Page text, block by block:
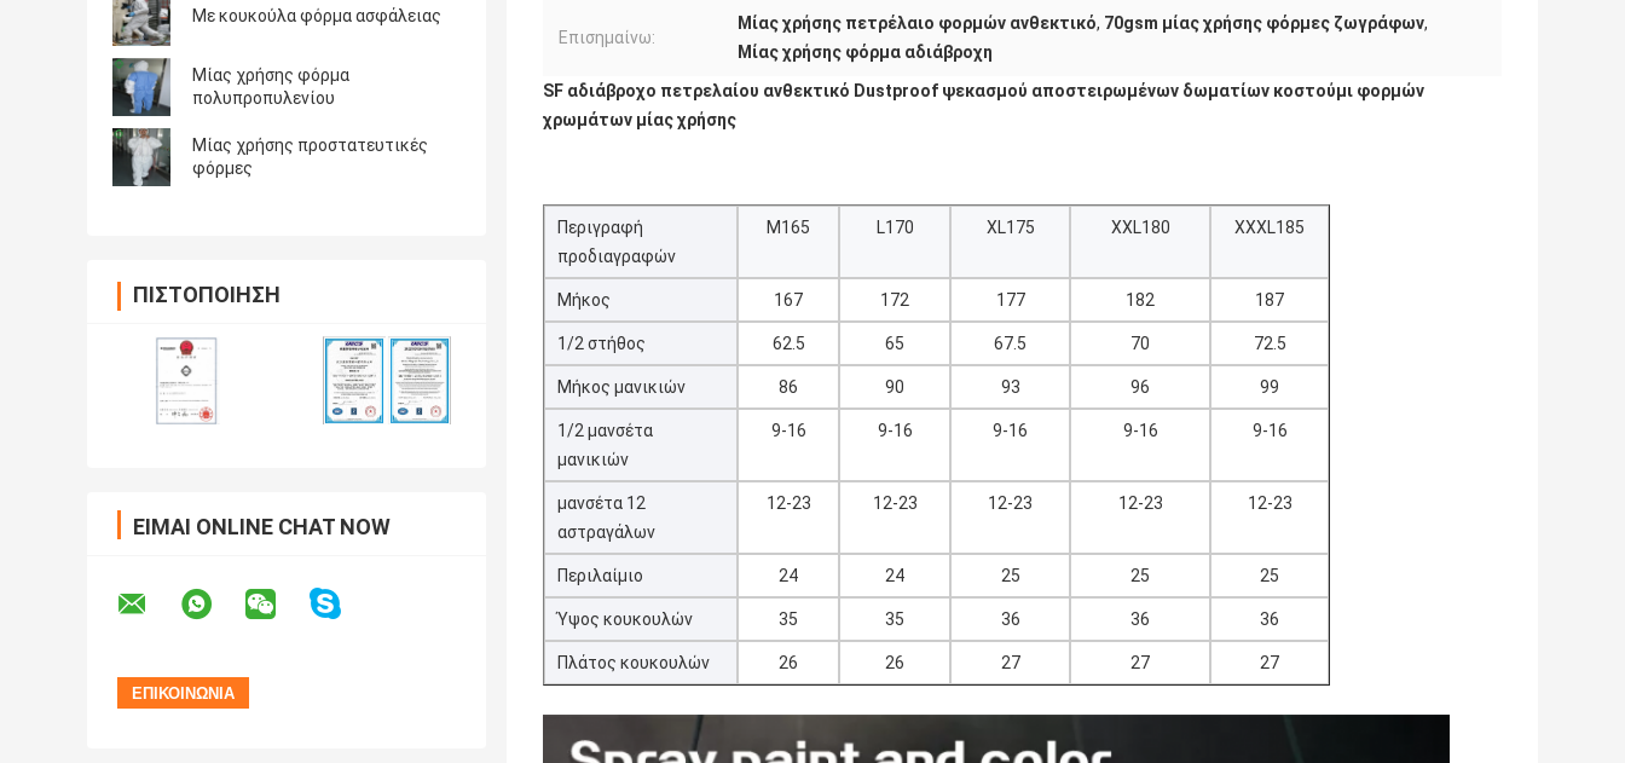
Με κουκούλα φόρμα ασφάλειας
Μίας χρήσης φόρμα
πολυπροπυλενίου
Μίας χρήσης προστατευτικές
φόρμες
ΠΙΣΤΟΠΟΊΗΣΗ
ΕΊΜΑΙ ONLINE CHAT NOW
Επισημαίνω:
Μίας χρήσης πετρέλαιο φορμών ανθεκτικό, 70gsm μίας χρήσης φόρμες ζωγράφων,
Μίας χρήσης φόρμα αδιάβροχη
SF αδιάβροχο πετρελαίου ανθεκτικό Dustproof ψεκασμού αποστειρωμένων δωματίων κοστούμι φορμών
χρωμάτων μίας χρήσης
Περιγραφή
προδιαγραφών
M165 L170 XL175 XXL180 XXXL185
Μήκος 167 172 177 182 187
1/2 στήθος 62.5 65 67.5 70 72.5
Μήκος μανικιών 86 90 93 96 99
1/2 μανσέτα
μανικιών
9-16 9-16 9-16 9-16 9-16
μανσέτα 12
αστραγάλων
12-23 12-23 12-23 12-23 12-23
Περιλαίμιο 24 24 25 25 25
Ύψος κουκουλών 35 35 36 36 36
Πλάτος κουκουλών 26 26 27 27 27